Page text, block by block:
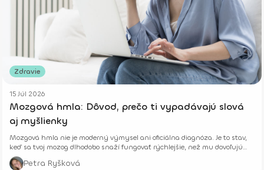
Zdravie
15 Júl 2026
Mozgová hmla: Dôvod, prečo ti vypadávajú slová
aj myšlienky
Mozgová hmla nie je moderný výmysel ani oficiálna diagnóza. Je to stav,
keď sa tvoj mozog dlhodobo snaží fungovať rýchlejšie, než mu dovoľujú
jeho biologické limity.
Petra Ryšková